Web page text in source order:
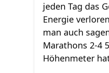
jeden Tag das
Energie
man auch
Marathons 2-4
Höhenmeter